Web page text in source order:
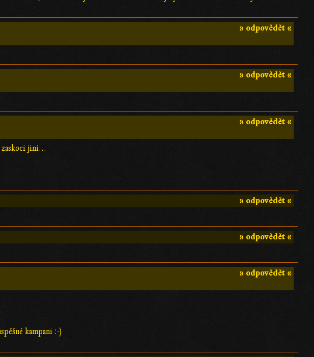
» odpovědět «
» odpovědět «
» odpovědět «
zaskoci jini...
» odpovědět «
» odpovědět «
» odpovědět «
kampani :-)